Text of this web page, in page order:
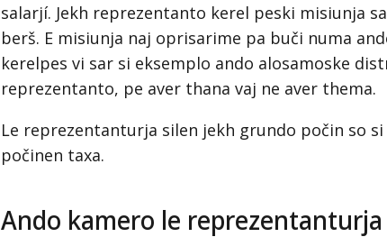
salarjí. Jekh reprezentanto kerel peski misiunja
berš. E misiunja naj oprisarime pa buči numa
kerelpes vi sar si eksemplo ando alosamoske
reprezentanto, pe aver thana vaj ne aver thema.
Le reprezentanturja silen jekh grundo počin so si
počinen taxa.
Ando kamero le